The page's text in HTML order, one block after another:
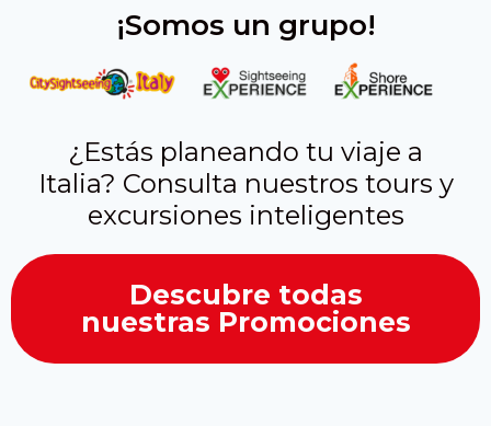
¡Somos un grupo!
¿Estás planeando tu viaje a
Italia? Consulta nuestros tours y
excursiones inteligentes
Descubre todas
nuestras Promociones